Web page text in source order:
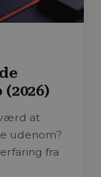
at
udenom?
fra